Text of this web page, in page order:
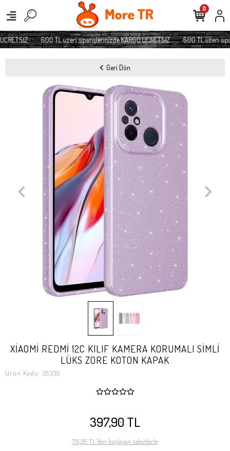
600 TL üzeri siparişlerinizde KARGO ÜCRETSİZ 600 TL üzeri
0
Geri Dön
XİAOMİ REDMİ 12C KILIF KAMERA KORUMALI SİMLİ
LÜKS ZORE KOTON KAPAK
Ürün Kodu: 28335
397,90 TL
76,26 TL 'den başlayan taksitlerle